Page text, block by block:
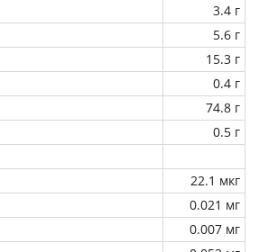
3.4 г
5.6 г
15.3 г
0.4 г
74.8 г
0.5 г
22.1 мкг
0.021 мг
0.007 мг